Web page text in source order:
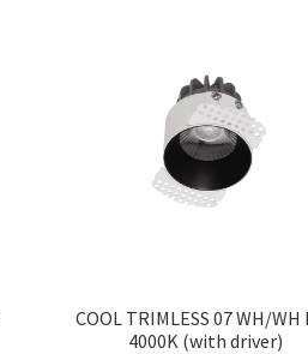
COOL TRIMLESS 07 WH/WH
4000K (with driver)